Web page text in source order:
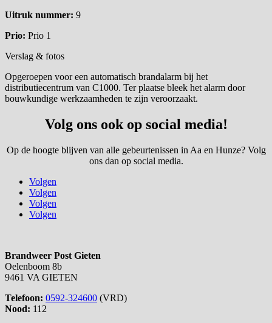
Uitruk nummer: 9
Prio: Prio 1
Verslag & fotos
Opgeroepen voor een automatisch brandalarm bij het
distributiecentrum van C1000. Ter plaatse bleek het alarm door
bouwkundige werkzaamheden te zijn veroorzaakt.
Volg ons ook op social media!
Op de hoogte blijven van alle gebeurtenissen in Aa en Hunze? Volg
ons dan op social media.
Volgen
Volgen
Volgen
Volgen
Brandweer Post Gieten
Oelenboom 8b
9461 VA GIETEN
Telefoon: 0592-324600 (VRD)
Nood: 112